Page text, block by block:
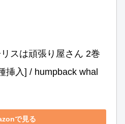
スは頑張り屋さん 2巻
挿入] / humpback whal
で見る